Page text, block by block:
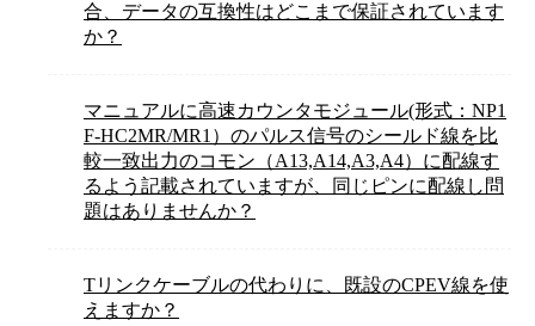
合、データの互換性はどこまで保証されています
か？
マニュアルに高速カウンタモジュール(形式：NP1
F-HC2MR/MR1）のパルス信号のシールド線を比
較一致出力のコモン（A13,A14,A3,A4）に配線す
るよう記載されていますが、同じピンに配線し問
題はありませんか？
Tリンクケーブルの代わりに、既設のCPEV線を使
えますか？